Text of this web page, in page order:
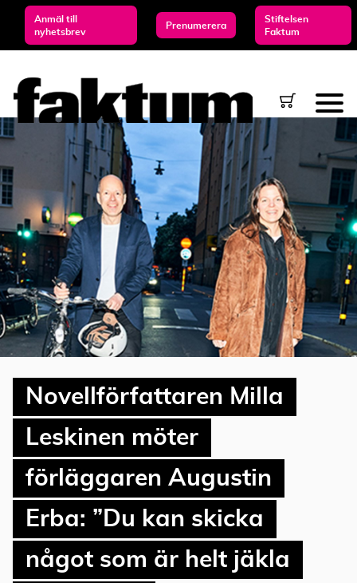
Anmäl till
nyhetsbrev
Prenumerera
Stiftelsen
Faktum
Novellförfattaren Milla
Leskinen möter
förläggaren Augustin
Erba: ”Du kan skicka
något som är helt jäkla